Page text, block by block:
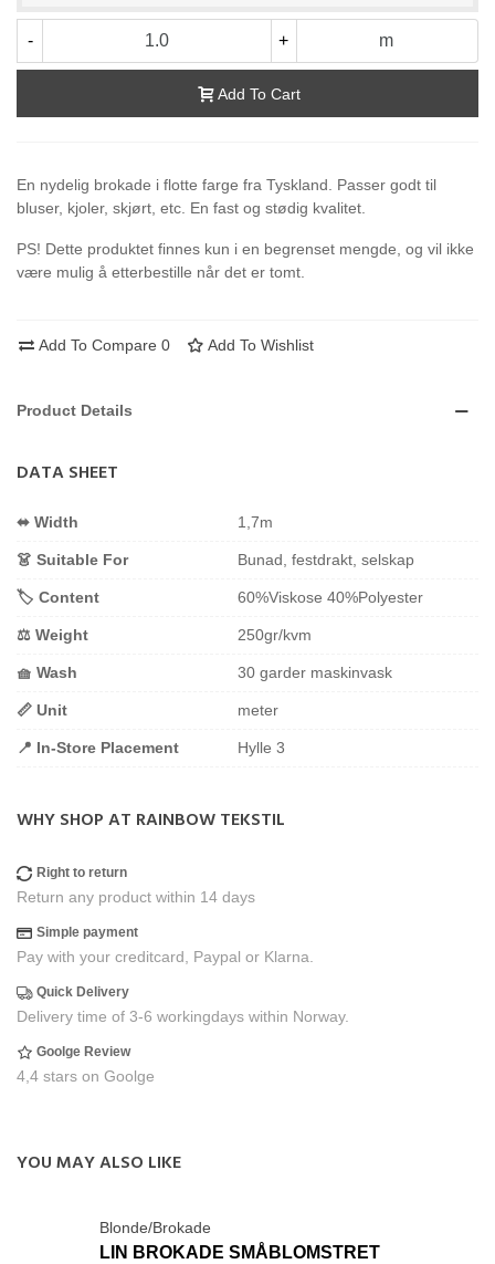
- + m
Add To Cart
En nydelig brokade i flotte farge fra Tyskland. Passer godt til
bluser, kjoler, skjørt, etc. En fast og stødig kvalitet.
PS! Dette produktet finnes kun i en begrenset mengde, og vil ikke
være mulig å etterbestille når det er tomt.
Add To Compare 0 Add To Wishlist
Product Details
DATA SHEET
⬌ Width 1,7m
👗 Suitable For Bunad, festdrakt, selskap
🏷️ Content 60%Viskose 40%Polyester
⚖️ Weight 250gr/kvm
🧺 Wash 30 garder maskinvask
📏 Unit meter
📍 In-Store Placement Hylle 3
WHY SHOP AT RAINBOW TEKSTIL
Right to return
Return any product within 14 days
Simple payment
Pay with your creditcard, Paypal or Klarna.
Quick Delivery
Delivery time of 3-6 workingdays within Norway.
Goolge Review
4,4 stars on Goolge
YOU MAY ALSO LIKE
Blonde/Brokade
LIN BROKADE SMÅBLOMSTRET